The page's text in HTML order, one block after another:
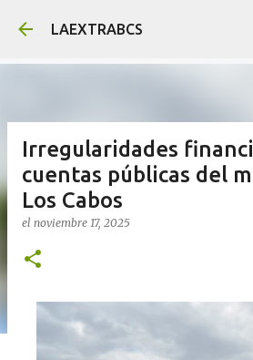
Ir al contenido
LAEXTRABCS
Irregularidades
cuentas públicas del
Los Cabos
el noviembre 17, 2025